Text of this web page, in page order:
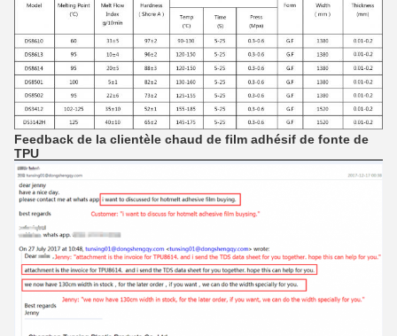
Feedback de la clientèle chaud de film adhésif de fonte de
TPU